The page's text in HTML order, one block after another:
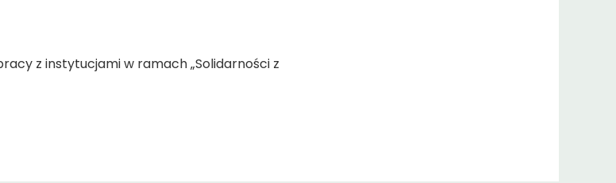
z instytucjami w ramach „Solidarności z